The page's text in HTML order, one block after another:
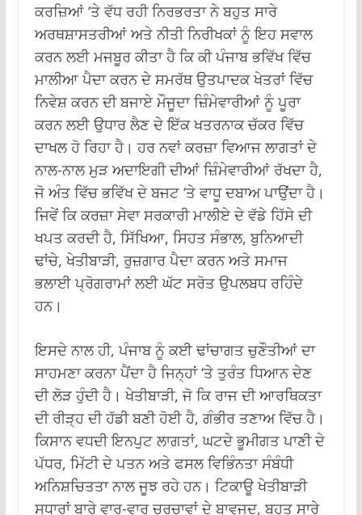
ਕਰਜ਼ਿਆਂ ‘ਤੇ ਵੱਧ ਰਹੀ ਨਿਰਭਰਤਾ ਨੇ ਬਹੁਤ ਸਾਰੇ
ਅਰਥਸ਼ਾਸਤਰੀਆਂ ਅਤੇ ਨੀਤੀ ਨਿਰੀਖਕਾਂ ਨੂੰ ਇਹ ਸਵਾਲ
ਕਰਨ ਲਈ ਮਜਬੂਰ ਕੀਤਾ ਹੈ ਕਿ ਕੀ ਪੰਜਾਬ ਭਵਿੱਖ ਵਿੱਚ
ਮਾਲੀਆ ਪੈਦਾ ਕਰਨ ਦੇ ਸਮਰੱਥ ਉਤਪਾਦਕ ਖੇਤਰਾਂ ਵਿੱਚ
ਨਿਵੇਸ਼ ਕਰਨ ਦੀ ਬਜਾਏ ਮੌਜੂਦਾ ਜ਼ਿੰਮੇਵਾਰੀਆਂ ਨੂੰ ਪੂਰਾ
ਕਰਨ ਲਈ ਉਧਾਰ ਲੈਣ ਦੇ ਇੱਕ ਖਤਰਨਾਕ ਚੱਕਰ ਵਿੱਚ
ਦਾਖਲ ਹੋ ਰਿਹਾ ਹੈ। ਹਰ ਨਵਾਂ ਕਰਜ਼ਾ ਵਿਆਜ ਲਾਗਤਾਂ ਦੇ
ਨਾਲ-ਨਾਲ ਮੁੜ ਅਦਾਇਗੀ ਦੀਆਂ ਜ਼ਿੰਮੇਵਾਰੀਆਂ ਰੱਖਦਾ ਹੈ,
ਜੋ ਅੰਤ ਵਿੱਚ ਭਵਿੱਖ ਦੇ ਬਜਟ ‘ਤੇ ਵਾਧੂ ਦਬਾਅ ਪਾਉਂਦਾ ਹੈ।
ਜਿਵੇਂ ਕਿ ਕਰਜ਼ਾ ਸੇਵਾ ਸਰਕਾਰੀ ਮਾਲੀਏ ਦੇ ਵੱਡੇ ਹਿੱਸੇ ਦੀ
ਖਪਤ ਕਰਦੀ ਹੈ, ਸਿੱਖਿਆ, ਸਿਹਤ ਸੰਭਾਲ, ਬੁਨਿਆਦੀ
ਢਾਂਚੇ, ਖੇਤੀਬਾੜੀ, ਰੁਜ਼ਗਾਰ ਪੈਦਾ ਕਰਨ ਅਤੇ ਸਮਾਜ
ਭਲਾਈ ਪ੍ਰੋਗਰਾਮਾਂ ਲਈ ਘੱਟ ਸਰੋਤ ਉਪਲਬਧ ਰਹਿੰਦੇ
ਹਨ।
ਇਸਦੇ ਨਾਲ ਹੀ, ਪੰਜਾਬ ਨੂੰ ਕਈ ਢਾਂਚਾਗਤ ਚੁਣੌਤੀਆਂ ਦਾ
ਸਾਹਮਣਾ ਕਰਨਾ ਪੈਂਦਾ ਹੈ ਜਿਨ੍ਹਾਂ ‘ਤੇ ਤੁਰੰਤ ਧਿਆਨ ਦੇਣ
ਦੀ ਲੋੜ ਹੁੰਦੀ ਹੈ। ਖੇਤੀਬਾੜੀ, ਜੋ ਕਿ ਰਾਜ ਦੀ ਆਰਥਿਕਤਾ
ਦੀ ਰੀੜ੍ਹ ਦੀ ਹੱਡੀ ਬਣੀ ਹੋਈ ਹੈ, ਗੰਭੀਰ ਤਣਾਅ ਵਿੱਚ ਹੈ।
ਕਿਸਾਨ ਵਧਦੀ ਇਨਪੁਟ ਲਾਗਤਾਂ, ਘਟਦੇ ਭੂਮੀਗਤ ਪਾਣੀ ਦੇ
ਪੱਧਰ, ਮਿੱਟੀ ਦੇ ਪਤਨ ਅਤੇ ਫਸਲ ਵਿਭਿੰਨਤਾ ਸੰਬੰਧੀ
ਅਨਿਸ਼ਚਿਤਤਾ ਨਾਲ ਜੂਝ ਰਹੇ ਹਨ। ਟਿਕਾਊ ਖੇਤੀਬਾੜੀ
ਸੁਧਾਰਾਂ ਬਾਰੇ ਵਾਰ-ਵਾਰ ਚਰਚਾਵਾਂ ਦੇ ਬਾਵਜੂਦ, ਬਹੁਤ ਸਾਰੇ